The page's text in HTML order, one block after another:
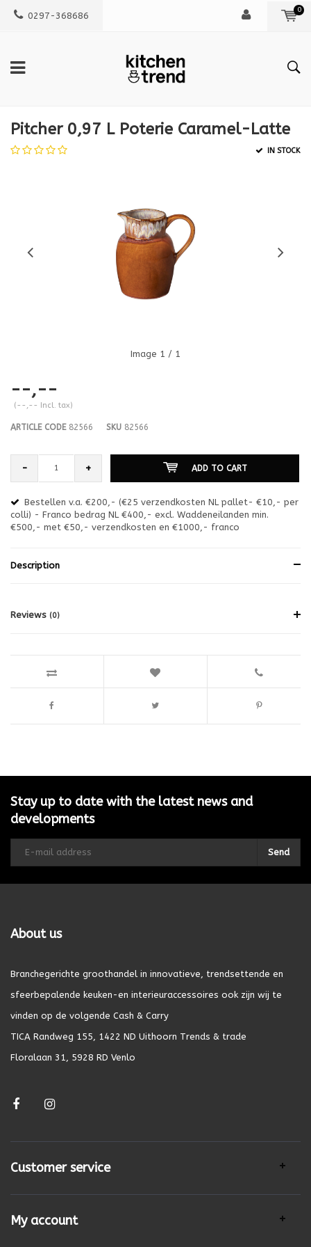
0297-368686
0
Pitcher 0,97 L Poterie Caramel-Latte
IN STOCK
Image 1 / 1
--,--
(--,-- Incl. tax)
ARTICLE CODE82566 SKU 82566
- + ADD TO CART
Bestellen v.a. €200,- (€25 verzendkosten NL pallet- €10,- per
colli) - Franco bedrag NL €400,- excl. Waddeneilanden min.
€500,- met €50,- verzendkosten en €1000,- franco
Description
Reviews (0)
Stay up to date with the latest news and
developments
Send
About us
Branchegerichte groothandel in innovatieve, trendsettende en
sfeerbepalende keuken-en interieuraccessoires ook zijn wij te
vinden op de volgende Cash & Carry
TICA Randweg 155, 1422 ND Uithoorn Trends & trade
Floralaan 31, 5928 RD Venlo
Customer service
My account